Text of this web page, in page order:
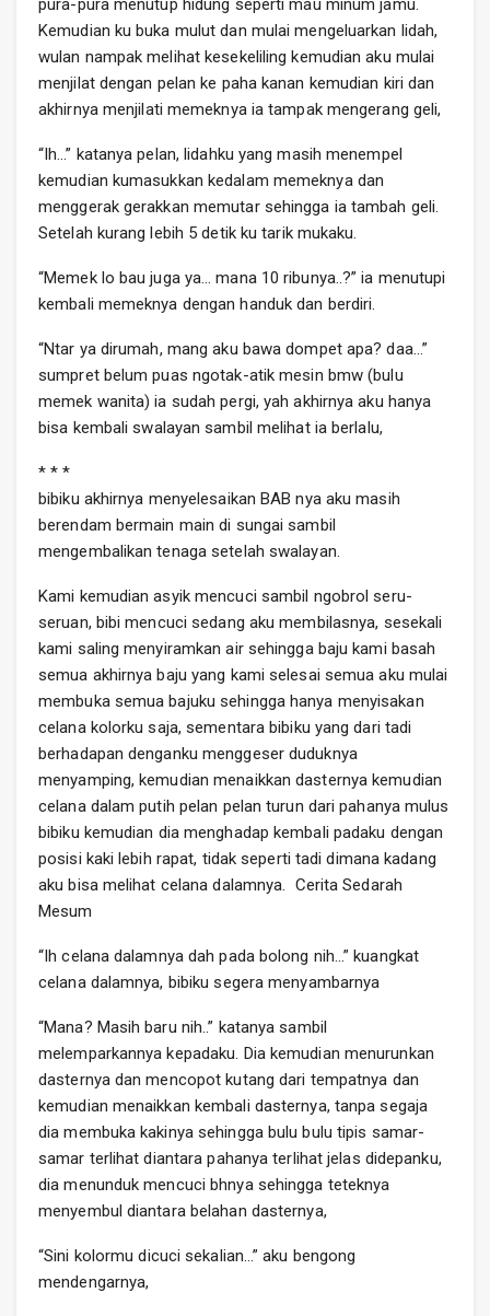
pura-pura menutup hidung seperti mau minum jamu.
Kemudian ku buka mulut dan mulai mengeluarkan lidah,
wulan nampak melihat kesekeliling kemudian aku mulai
menjilat dengan pelan ke paha kanan kemudian kiri dan
akhirnya menjilati memeknya ia tampak mengerang geli,
“Ih…” katanya pelan, lidahku yang masih menempel
kemudian kumasukkan kedalam memeknya dan
menggerak gerakkan memutar sehingga ia tambah geli.
Setelah kurang lebih 5 detik ku tarik mukaku.
“Memek lo bau juga ya… mana 10 ribunya..?” ia menutupi
kembali memeknya dengan handuk dan berdiri.
“Ntar ya dirumah, mang aku bawa dompet apa? daa…”
sumpret belum puas ngotak-atik mesin bmw (bulu
memek wanita) ia sudah pergi, yah akhirnya aku hanya
bisa kembali swalayan sambil melihat ia berlalu,
* * *
bibiku akhirnya menyelesaikan BAB nya aku masih
berendam bermain main di sungai sambil
mengembalikan tenaga setelah swalayan.
Kami kemudian asyik mencuci sambil ngobrol seru-
seruan, bibi mencuci sedang aku membilasnya, sesekali
kami saling menyiramkan air sehingga baju kami basah
semua akhirnya baju yang kami selesai semua aku mulai
membuka semua bajuku sehingga hanya menyisakan
celana kolorku saja, sementara bibiku yang dari tadi
berhadapan denganku menggeser duduknya
menyamping, kemudian menaikkan dasternya kemudian
celana dalam putih pelan pelan turun dari pahanya mulus
bibiku kemudian dia menghadap kembali padaku dengan
posisi kaki lebih rapat, tidak seperti tadi dimana kadang
aku bisa melihat celana dalamnya. Cerita Sedarah
Mesum
“Ih celana dalamnya dah pada bolong nih…” kuangkat
celana dalamnya, bibiku segera menyambarnya
“Mana? Masih baru nih..” katanya sambil
melemparkannya kepadaku. Dia kemudian menurunkan
dasternya dan mencopot kutang dari tempatnya dan
kemudian menaikkan kembali dasternya, tanpa segaja
dia membuka kakinya sehingga bulu bulu tipis samar-
samar terlihat diantara pahanya terlihat jelas didepanku,
dia menunduk mencuci bhnya sehingga teteknya
menyembul diantara belahan dasternya,
“Sini kolormu dicuci sekalian…” aku bengong
mendengarnya,